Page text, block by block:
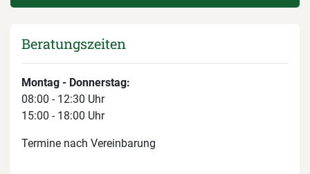
Beratungszeiten
Montag - Donnerstag:
08:00 - 12:30 Uhr
15:00 - 18:00 Uhr
Termine nach Vereinbarung